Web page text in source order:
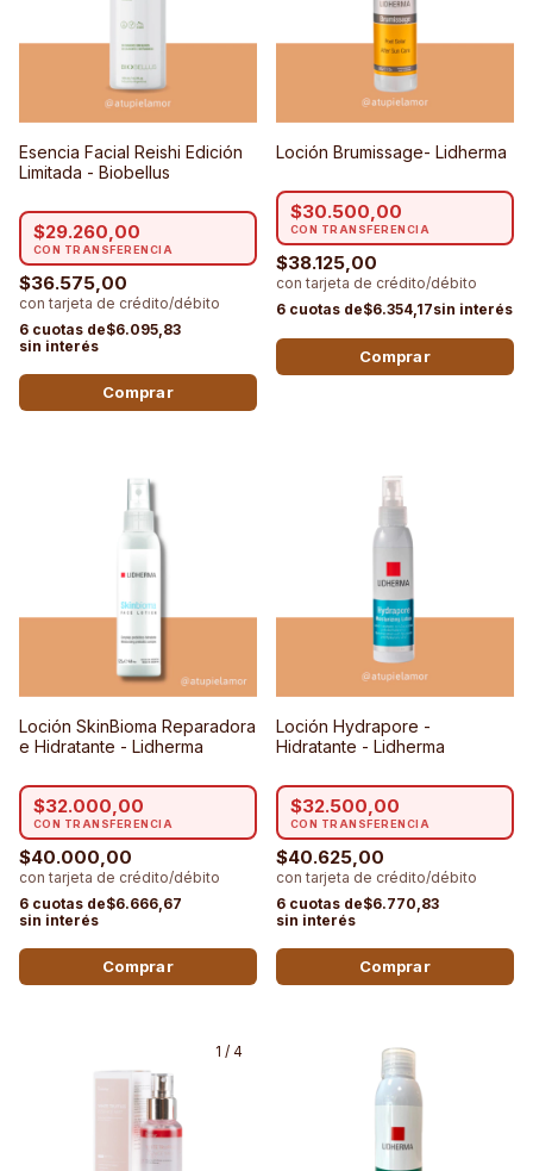
Esencia Facial Reishi Edición
Limitada - Biobellus
$36.575,00
$6.095,83
$29.260,00
Loción Brumissage- Lidherma
$38.125,00
$6.354,17
$30.500,00
Loción SkinBioma Reparadora
e Hidratante - Lidherma
$40.000,00
$6.666,67
$32.000,00
Loción Hydrapore -
Hidratante - Lidherma
$40.625,00
$6.770,83
$32.500,00
1 / 4